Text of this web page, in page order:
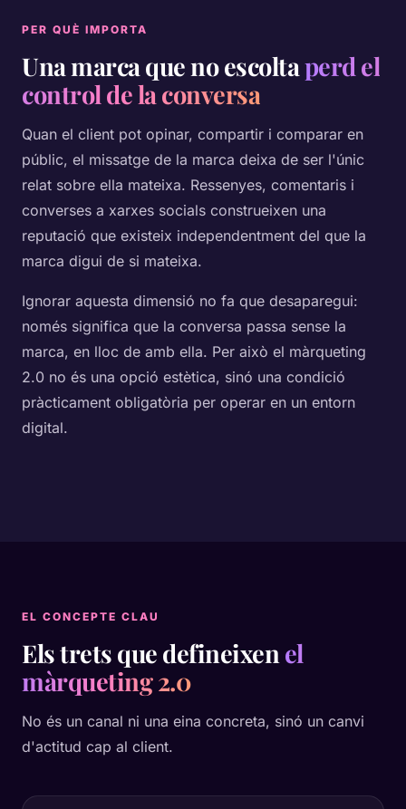
PER QUÈ IMPORTA
Una marca que no escoltaperd el
control de la conversa
Quan el client pot opinar, compartir i comparar en
públic, el missatge de la marca deixa de ser l'únic
relat sobre ella mateixa. Ressenyes, comentaris i
converses a xarxes socials construeixen una
reputació que existeix independentment del que la
marca digui de si mateixa.
Ignorar aquesta dimensió no fa que desaparegui:
només significa que la conversa passa sense la
marca, en lloc de amb ella. Per això el màrqueting
2.0 no és una opció estètica, sinó una condició
pràcticament obligatòria per operar en un entorn
digital.
EL CONCEPTE CLAU
Els trets que defineixen el
màrqueting 2.0
No és un canal ni una eina concreta, sinó un canvi
d'actitud cap al client.